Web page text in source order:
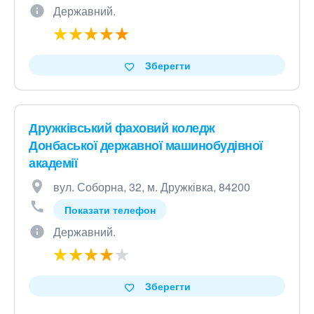
Державний.
Зберегти
Дружківський фаховий коледж
Донбаської державної машинобудівної
академії
вул. Соборна, 32, м. Дружківка, 84200
Показати телефон
Державний.
Зберегти